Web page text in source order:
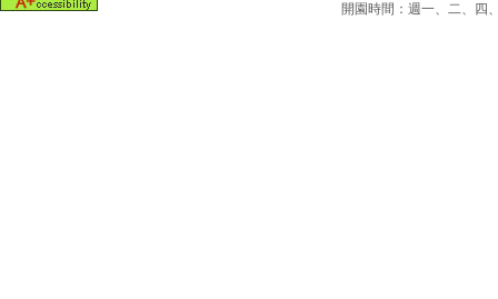
開園時間：週一、二、四